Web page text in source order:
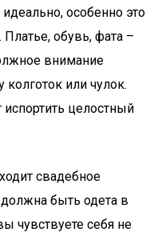
особенно это
обувь, фата –
внимание
или чулок.
целостный
свадебное
быть одета в
чувствуете себя не